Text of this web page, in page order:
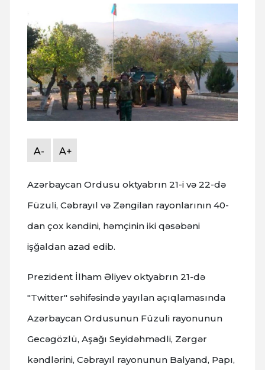
A- A+
Azərbaycan Ordusu oktyabrın 21-i və 22-də
Füzuli, Cəbrayıl və Zəngilan rayonlarının 40-
dan çox kəndini, həmçinin iki qəsəbəni
işğaldan azad edib.
Prezident İlham Əliyev oktyabrın 21-də
"Twitter" səhifəsində yayılan açıqlamasında
Azərbaycan Ordusunun Füzuli rayonunun
Gecəgözlü, Aşağı Seyidəhmədli, Zərgər
kəndlərini, Cəbrayıl rayonunun Balyand, Papı,